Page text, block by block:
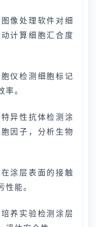
像处理软件对细
计算细胞汇合度
仪检测细胞标记
。
异性抗体检测涂
因子，分析生物
涂层表面的接触
能。
养实验检测涂层